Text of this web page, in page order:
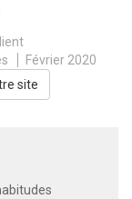
Février 2020
site